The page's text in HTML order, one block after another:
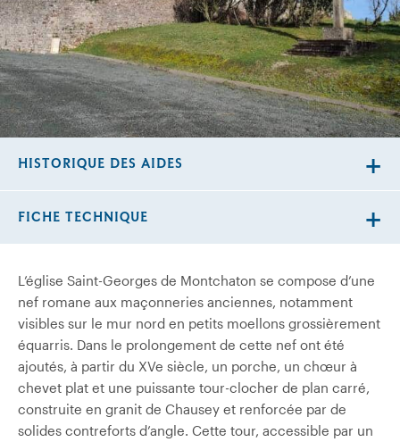
L’église Saint-Georges de Montchaton se compose d’une
nef romane aux maçonneries anciennes, notamment
visibles sur le mur nord en petits moellons grossièrement
équarris. Dans le prolongement de cette nef ont été
ajoutés, à partir du XVe siècle, un porche, un chœur à
chevet plat et une puissante tour-clocher de plan carré,
construite en granit de Chausey et renforcée par de
solides contreforts d’angle. Cette tour, accessible par un
HISTORIQUE DES AIDES
FICHE TECHNIQUE